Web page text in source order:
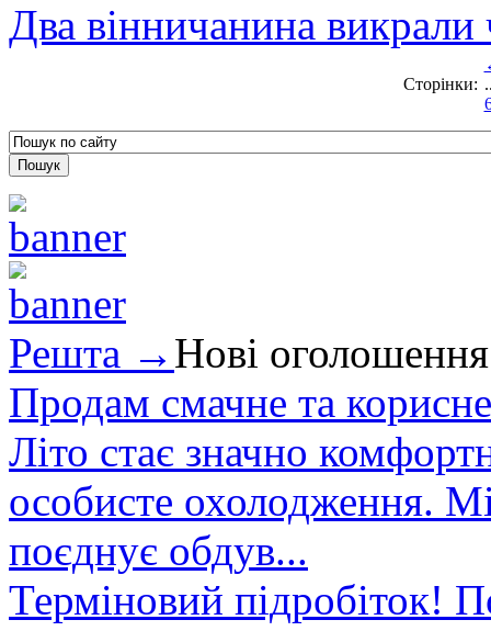
Два вінничанина
Сторінки:
Решта → Нові оголошення
Продам смачне та
Літо стає значно
особисте охолодження.
поєднує обдув...
Терміновий підробіток!